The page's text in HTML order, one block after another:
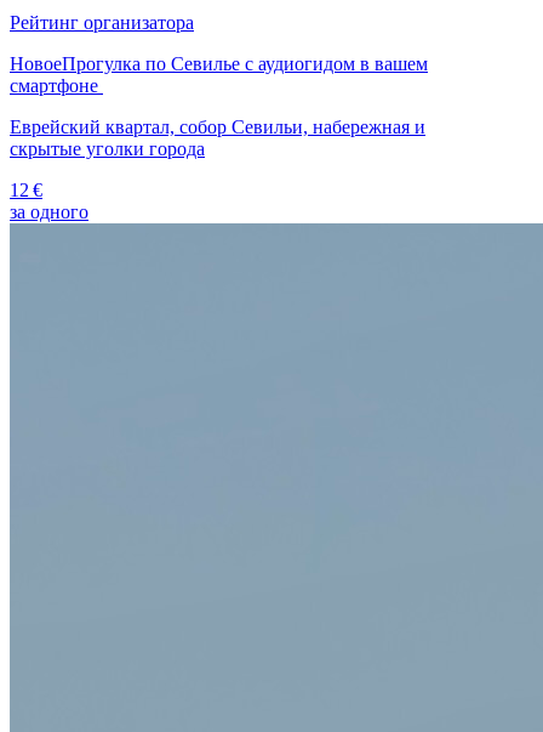
Рейтинг организатора
НовоеПрогулка по Севилье с аудиогидом в вашем
смартфоне
Еврейский квартал, собор Севильи, набережная и
скрытые уголки города
12 €
за одного